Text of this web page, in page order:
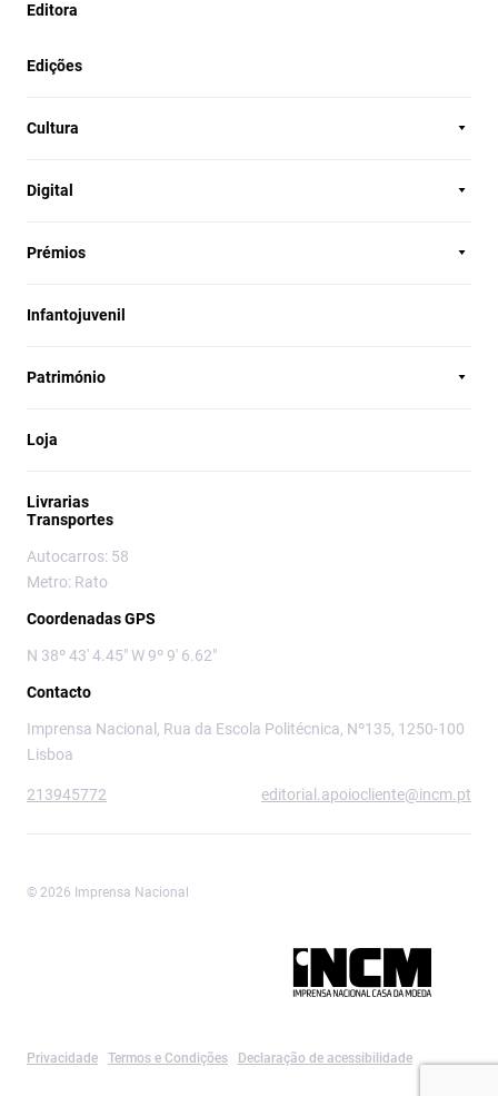
Editora
Edições
Cultura
Digital
Prémios
Infantojuvenil
Património
Loja
Livrarias
Transportes
Autocarros: 58
Metro: Rato
Coordenadas GPS
N 38º 43' 4.45" W 9º 9' 6.62"
Contacto
Imprensa Nacional, Rua da Escola Politécnica, Nº135, 1250-100
Lisboa
213945772 editorial.apoiocliente@incm.pt
© 2026 Imprensa Nacional
Privacidade Termos e Condições Declaração de acessibilidade